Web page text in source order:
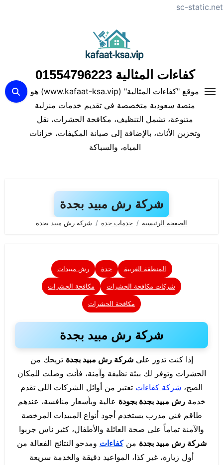
sc-static.net
كفاءات المثالية 01554796223
موقع "كفاءات المثالية" (www.kafaat-ksa.vip) هو
منصة سعودية متخصصة في تقديم خدمات منزلية
متنوعة، تشمل التنظيف، مكافحة الحشرات، نقل
وتخزين الأثاث، بالإضافة إلى صيانة المكيفات، خزانات
المياه، والسباكة
شركة رش مبيد بجدة
الصفحة الرئيسية خدمات جدة شركة رش مبيد بجدة
المنطقة الغربية جدة رش مبيدات
شركات مكافحة الحشرات مكافحة الحشرات
مكافحة الحشرات
شركة رش مبيد بجدة
إذا كنت تدور علىشركة رش مبيد بجدة تريحك من
الحشرات وتوفر لك بيئة نظيفة وآمنة، فأنت وصلت للمكان
الصح، شركة كفاءات تعتبر من أوائل الشركات اللي تقدم
خدمةرش مبيد بجدة بجودة عالية وبأسعار منافسة، عندهم
طاقم فني مدرب يستخدم أجود أنواع المبيدات المرخصة
والآمنة تماماً على صحة العائلة والأطفال، كثير ناس جربوا
شركة رش مبيد بجدة منكفاءات ومدحو النتائج الفعالة من
أول زيارة، غير كذا، المواعيد دقيقة والخدمة سريعة